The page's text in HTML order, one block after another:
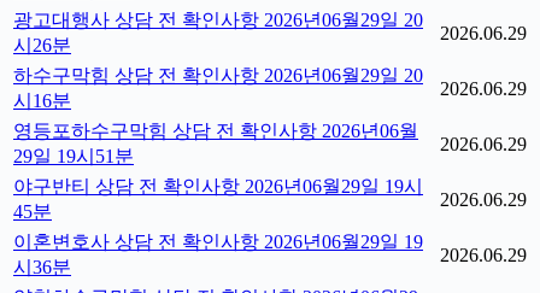
광고대행사 상담 전 확인사항 2026년06월29일 20
시26분
2026.06.29
하수구막힘 상담 전 확인사항 2026년06월29일 20
시16분
2026.06.29
영등포하수구막힘 상담 전 확인사항 2026년06월
29일 19시51분
2026.06.29
야구반티 상담 전 확인사항 2026년06월29일 19시
45분
2026.06.29
이혼변호사 상담 전 확인사항 2026년06월29일 19
시36분
2026.06.29